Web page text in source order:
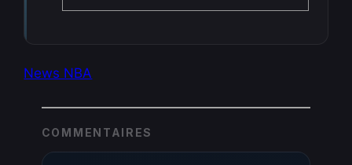
News NBA
COMMENTAIRES